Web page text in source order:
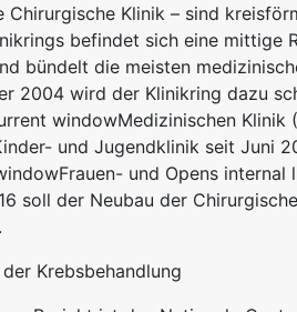
Chirurgische Klinik – sind
befindet sich eine mittige
bündelt die meisten
2004 wird der Klinikring dazu
windowMedizinischen
und Jugendklinik seit Juni
und Opens
soll der Neubau der
Krebsbehandlung